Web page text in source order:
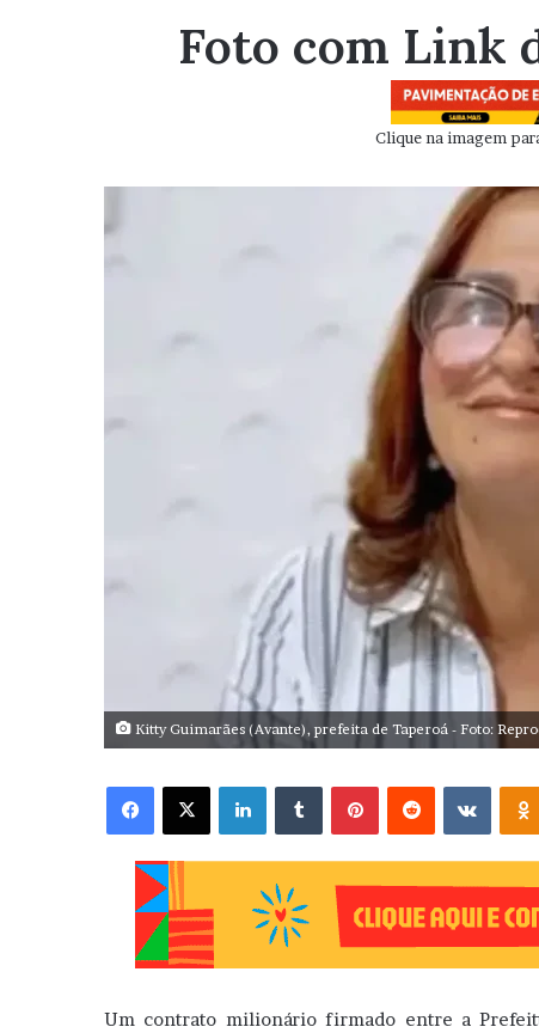
mail
Foto com Link
Clique na imagem
Kitty Guimarães (Avante), prefeita de Taperoá - Foto:
Facebook X Linkedin VK
Um contrato milionário firmado entre a